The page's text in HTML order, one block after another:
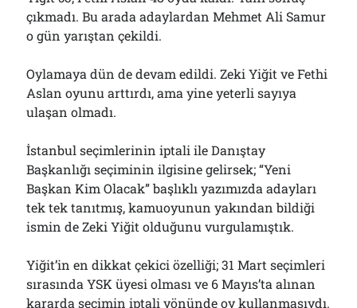
çıkmadı. Bu arada adaylardan Mehmet Ali Samur
o gün yarıştan çekildi.
Oylamaya dün de devam edildi. Zeki Yiğit ve Fethi
Aslan oyunu arttırdı, ama yine yeterli sayıya
ulaşan olmadı.
İstanbul seçimlerinin iptali ile Danıştay
Başkanlığı seçiminin ilgisine gelirsek; “Yeni
Başkan Kim Olacak” başlıklı yazımızda adayları
tek tek tanıtmış, kamuoyunun yakından bildiği
ismin de Zeki Yiğit olduğunu vurgulamıştık.
Yiğit’in en dikkat çekici özelliği; 31 Mart seçimleri
sırasında YSK üyesi olması ve 6 Mayıs’ta alınan
kararda seçimin iptali yönünde oy kullanmasıydı.